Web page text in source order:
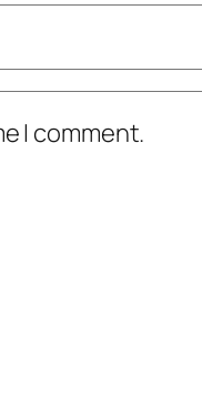
I comment.